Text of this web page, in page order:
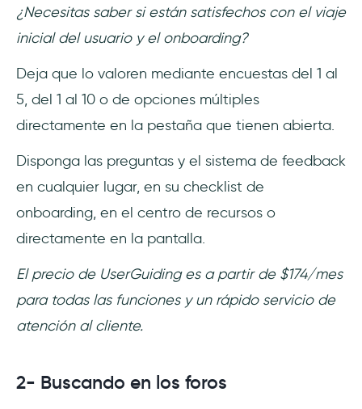
¿Necesitas saber si están satisfechos con el viaje
inicial del usuario y el onboarding?
Deja que lo valoren mediante encuestas del 1 al
5, del 1 al 10 o de opciones múltiples
directamente en la pestaña que tienen abierta.
Disponga las preguntas y el sistema de feedback
en cualquier lugar, en su checklist de
onboarding, en el centro de recursos o
directamente en la pantalla.
El precio de UserGuiding es a partir de $174/mes
para todas las funciones y un rápido servicio de
atención al cliente.
2- Buscando en los foros